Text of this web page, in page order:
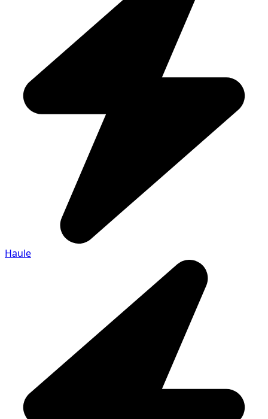
Haule